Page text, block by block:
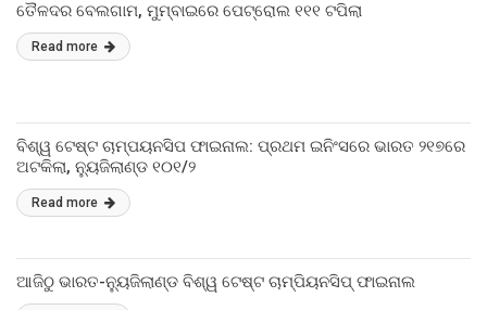
ତୈଳଦର ବେଲଗାମ, ମୁମ୍ବାଇରେ ପେଟ୍ରୋଲ ୧୧୧ ଟପିଲା
Read more
ବିଶ୍ୱ ଟେଷ୍ଟ ଚାମ୍ପୟନସିପ ଫାଇନାଲ: ପ୍ରଥମ ଇନିଂସରେ ଭାରତ ୨୧୭ରେ
ଅଟକିଲା, ନ୍ୟୁଜିଲାଣ୍ଡ ୧୦୧/୨
Read more
ଆଜିଠୁ ଭାରତ-ନ୍ୟୁଜିଲାଣ୍ଡ ବିଶ୍ୱ ଟେଷ୍ଟ ଚାମ୍ପିୟନସିପ୍ ଫାଇନାଲ